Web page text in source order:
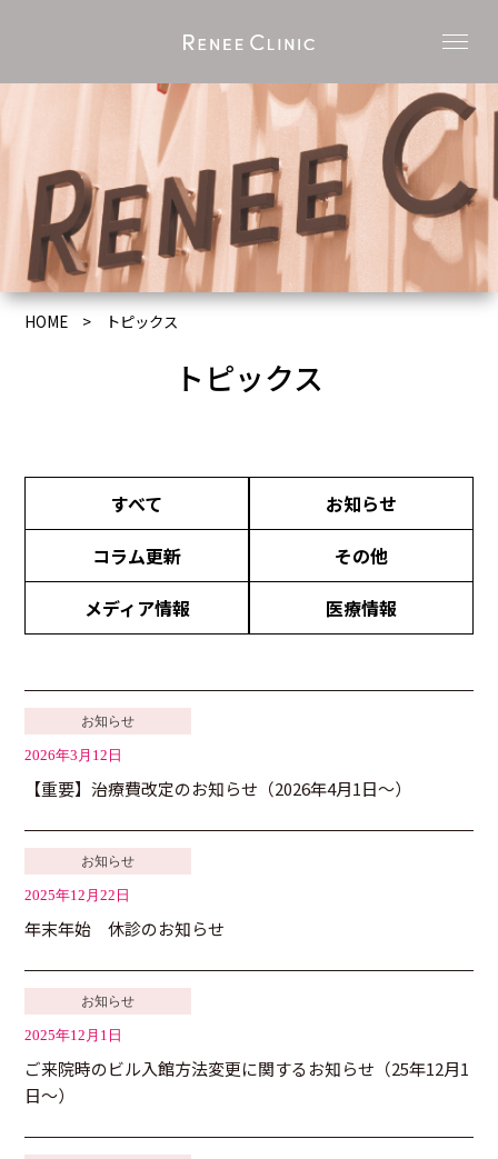
HOME トピックス
トピックス
すべて
お知らせ
コラム更新
その他
メディア情報
医療情報
お知らせ
2026年3月12日
【重要】治療費改定のお知らせ（2026年4月1日～）
お知らせ
2025年12月22日
年末年始 休診のお知らせ
お知らせ
2025年12月1日
ご来院時のビル入館方法変更に関するお知らせ（25年12月1
日～）